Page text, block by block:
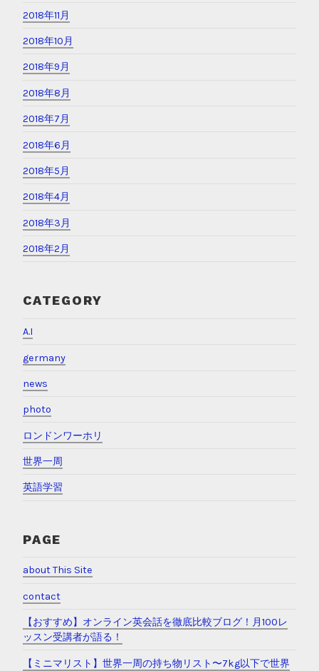
2018年11月
2018年10月
2018年9月
2018年8月
2018年7月
2018年6月
2018年5月
2018年4月
2018年3月
2018年2月
CATEGORY
A.I
germany
news
photo
ロンドンワーホリ
世界一周
英語学習
PAGE
about This Site
contact
【おすすめ】オンライン英会話を徹底比較ブログ！月100レ
ッスン受講者が語る！
【ミニマリスト】世界一周の持ち物リスト〜7kg以下で世界